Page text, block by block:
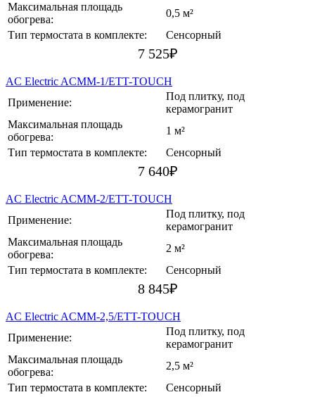
Максимальная площадь
обогрева:
0,5 м²
Тип термостата в комплекте:
Сенсорный
7 525₽
AC Electric ACMM-1/ETT-TOUCH
Применение:
Под плитку, под
керамогранит
Максимальная площадь
обогрева:
1 м²
Тип термостата в комплекте:
Сенсорный
7 640₽
AC Electric ACMM-2/ETT-TOUCH
Применение:
Под плитку, под
керамогранит
Максимальная площадь
обогрева:
2 м²
Тип термостата в комплекте:
Сенсорный
8 845₽
AC Electric ACMM-2,5/ETT-TOUCH
Применение:
Под плитку, под
керамогранит
Максимальная площадь
обогрева:
2,5 м²
Тип термостата в комплекте:
Сенсорный